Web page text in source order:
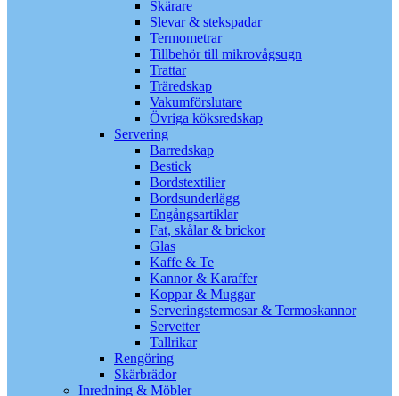
Skärare
Slevar & stekspadar
Termometrar
Tillbehör till mikrovågsugn
Trattar
Träredskap
Vakumförslutare
Övriga köksredskap
Servering
Barredskap
Bestick
Bordstextilier
Bordsunderlägg
Engångsartiklar
Fat, skålar & brickor
Glas
Kaffe & Te
Kannor & Karaffer
Koppar & Muggar
Serveringstermosar & Termoskannor
Servetter
Tallrikar
Rengöring
Skärbrädor
Inredning & Möbler